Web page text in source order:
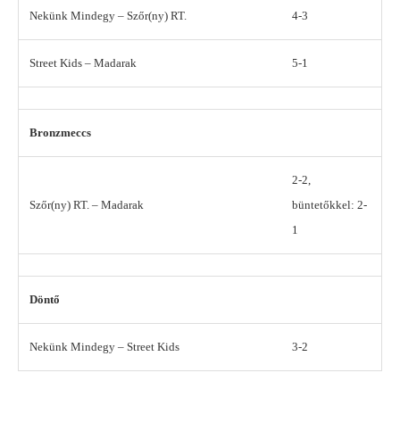
Nekünk Mindegy – Szőr(ny) RT. 4-3
Street Kids – Madarak 5-1
Bronzmeccs
Szőr(ny) RT. – Madarak
2-2,
büntetőkkel: 2-
1
Döntő
Nekünk Mindegy – Street Kids 3-2